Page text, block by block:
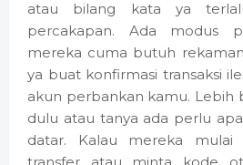
atau bilang kata ya
percakapan. Ada modus
mereka cuma butuh
ya buat konfirmasi transaksi
akun perbankan kamu. Lebih
dulu atau tanya ada perlu
datar. Kalau mereka